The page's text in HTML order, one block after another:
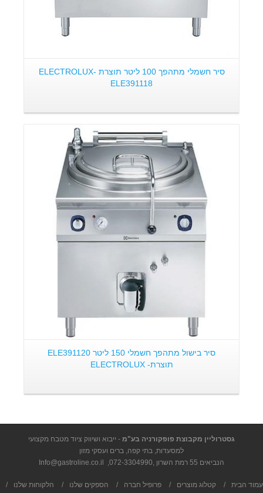
סיר חשמלי מתהפך 100 ליטר תוצרת ELECTROLUX-
ELE391118
פרטים:
סיר בישול מתהפך חשמלי 150 ליטר ELE391120
תוצרת- ELECTROLUX
גסטרוליין מקבוצת פופקורניה בע"מ - ייבוא ושיווק ציוד מטבח מקצועי
למסעדות, בתי קפה, ברים ועסקי מזון
הנביאים 55 רמת השרון ,
072-3304990
,
Info@gastroline.co.il
עמוד הבית / קטלוג מוצרים / פרופיל חברה / הספקים שלנו / הלקוחות שלנו
/